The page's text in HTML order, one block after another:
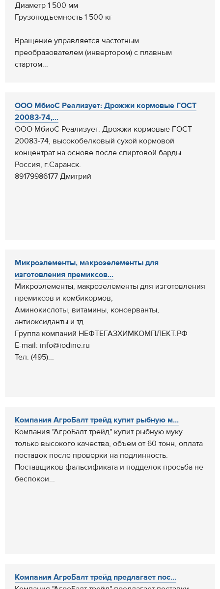
Диаметр 1 500 мм
Грузоподъемность 1 500 кг
Вращение управляется частотным
преобразователем (инвертором) с плавным
стартом...
ООО МбиоС Реализует: Дрожжи кормовые ГОСТ
20083-74,...
ООО МбиоС Реализует: Дрожжи кормовые ГОСТ
20083-74, высокобелковый сухой кормовой
концентрат на основе после спиртовой барды.
Россия, г.Саранск.
89179986177 Дмитрий
Микроэлементы, макроэелементы для
изготовления премиксов...
Микроэлементы, макроэелементы для изготовления
премиксов и комбикормов;
Аминокислоты, витамины, консерванты,
антиоксиданты и тд.
Группа компаний НЕФТЕГАЗХИМКОМПЛЕКТ.РФ
E-mail: info@iodine.ru
Тел. (495)...
Компания АгроБалт трейд купит рыбную м...
Компания "АгроБалт трейд" купит рыбную муку
только высокого качества, объем от 60 тонн, оплата
поставок после проверки на подлинность.
Поставщиков фальсификата и подделок просьба не
беспокои...
Компания АгроБалт трейд предлагает пос...